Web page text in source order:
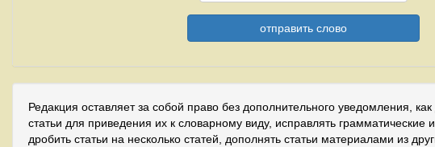
Редакция оставляет за собой право без дополнительного уведомления,
статьи для приведения их к словарному виду, исправлять грамматические
дробить статьи на несколько статей, дополнять статьи материалами из